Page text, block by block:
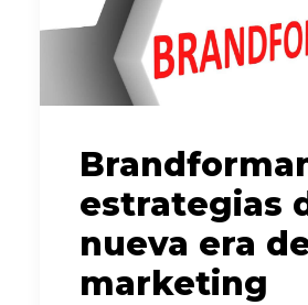
estrategias
nueva era
marketing